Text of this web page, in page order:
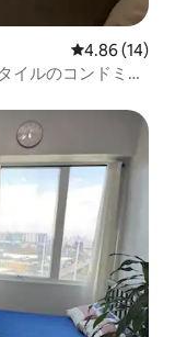
レビュー14
4.86 (14)
イルのコンドミニ